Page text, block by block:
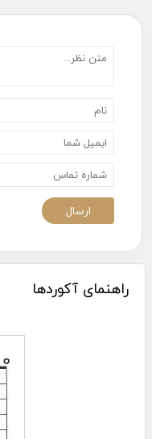
راهنمای آکوردها